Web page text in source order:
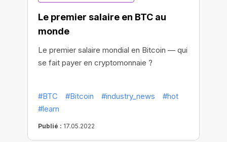
Le premier salaire en BTC au
monde
Le premier salaire mondial en Bitcoin — qui
se fait payer en cryptomonnaie ?
#BTC #Bitcoin #industry_news
#hot
#learn
Publié : 17.05.2022